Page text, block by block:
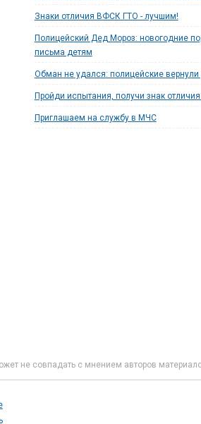
Знаки отличия ВФСК ГТО - лучшим!
Полицейский Дед Мороз: новогодние
письма детям
Обман не удался: полицейские вернули
Пройди испытания, получи знак
Приглашаем на службу в МЧС
не совпадать с мнением авторов